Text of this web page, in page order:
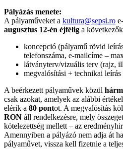
Pályázás menete:
A pályaműveket a kultura@sepsi.ro
augusztus 12-én éjfélig a
koncepció (pályamű rövid
telefonszáma, e-mailcíme –
látványterv/vizuális terv (rajz,
megvalósítási + technikai leírás
A beérkezett pályaművek közül
csak azokat, amelyek az alábbi
elérik a 80 pontot. A megvalósítás
RON áll rendelkezésre, mely
kötelezettség mellett – az
Amennyiben a pályázó nem adja át
pályaművet, vissza kell fizetnie a